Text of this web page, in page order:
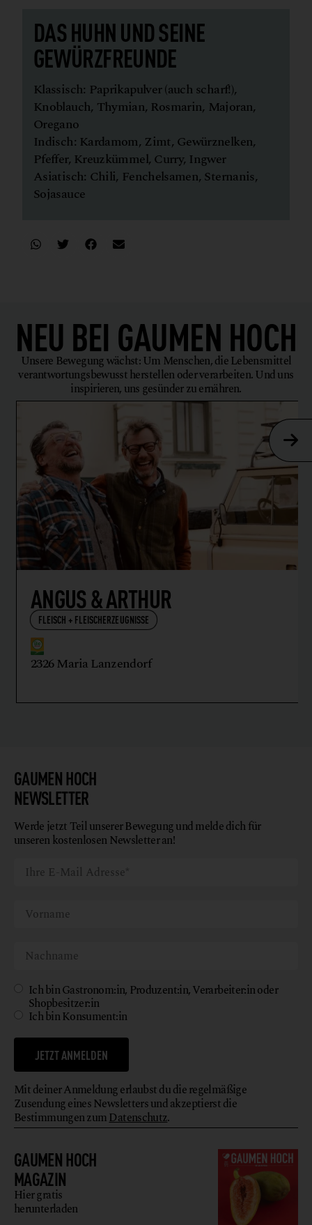
DAS HUHN UND SEINE
GEWÜRZFREUNDE
Klassisch: Paprikapulver (auch scharf!),
Knoblauch, Thymian, Rosmarin, Majoran,
Oregano
Indisch: Kardamom, Zimt, Gewürznelken,
Pfeffer, Kreuzkümmel, Curry, Ingwer
Asiatisch: Chili, Fenchelsamen, Sternanis,
Sojasauce
NEU BEI GAUMEN HOCH
Unsere Bewegung wächst: Um Menschen, die Lebensmittel
verantwortungsbewusst herstellen oder verarbeiten. Und uns
inspirieren, uns gesünder zu ernähren.
ANGUS & ARTHUR
FLEISCH + FLEISCHERZEUGNISSE
2326 Maria Lanzendorf
GAUMEN HOCH
MAGAZIN
Hier gratis
herunterladen
GAUMEN HOCH
NEWSLETTER
Werde jetzt Teil unserer Bewegung und melde dich für
unseren kostenlosen Newsletter an!
Ich bin Gastronom:in, Produzent:in, Verarbeiter:in oder
Shopbesitzer:in
Ich bin Konsument:in
JETZT ANMELDEN
Mit deiner Anmeldung erlaubst du die regelmäßige
Zusendung eines Newsletters und akzeptierst die
Bestimmungen zumDatenschutz.